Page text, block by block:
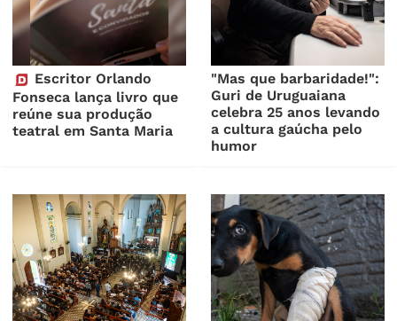
Escritor Orlando
Fonseca lança livro que
reúne sua produção
teatral em Santa Maria
"Mas que barbaridade!":
Guri de Uruguaiana
celebra 25 anos levando
a cultura gaúcha pelo
humor